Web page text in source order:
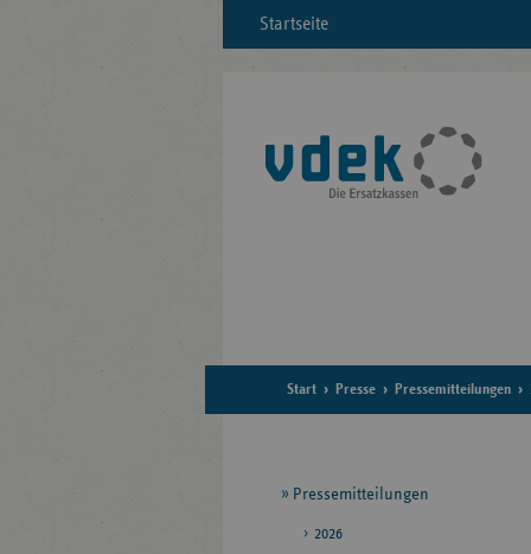
Startseite
Start Presse Pressemitteilungen
Seitennavigation
Pressemitteilungen
2026